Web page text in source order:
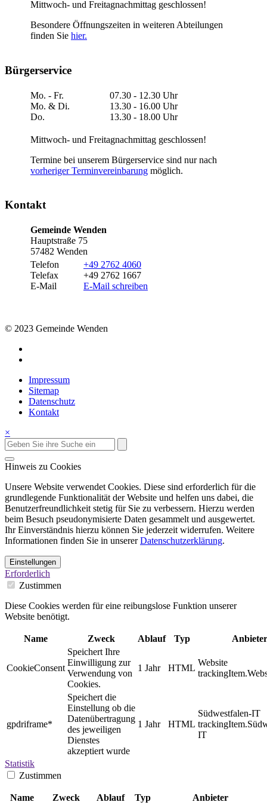
Mittwoch- und Freitagnachmittag geschlossen!
Besondere Öffnungszeiten in weiteren Abteilungen
finden Sie hier.
Bürgerservice
Mo. - Fr.
Mo. & Di.
Do.
07.30 - 12.30 Uhr
13.30 - 16.00 Uhr
13.30 - 18.00 Uhr
Mittwoch- und Freitagnachmittag geschlossen!
Termine bei unserem Bürgerservice sind nur nach
vorheriger Terminvereinbarung möglich.
Kontakt
Gemeinde Wenden
Hauptstraße 75
57482 Wenden
Telefon
Telefax
E-Mail
+49 2762 4060
+49 2762 1667
E-Mail schreiben
© 2023 Gemeinde Wenden
Impressum
Sitemap
Datenschutz
Kontakt
×
Hinweis zu Cookies
Unsere Website verwendet Cookies. Diese sind erforderlich für die
grundlegende Funktionalität der Website und helfen uns dabei, die
Benutzerfreundlichkeit stetig für Sie zu verbessern. Hierzu werden
beim Besuch pseudonymisierte Daten gesammelt und ausgewertet.
Ihr Einverständnis hierzu können Sie jederzeit widerrufen. Weitere
Informationen finden Sie in unsererDatenschutzerklärung.
Einstellungen
Erforderlich
Zustimmen
Diese Cookies werden für eine reibungslose Funktion unserer
Website benötigt.
Name Zweck Ablauf Typ Anbieter
CookieConsent
Speichert Ihre
Einwilligung zur
Verwendung von
Cookies.
1 Jahr HTML
Website
gpdriframe*
Speichert die
Einstellung ob die
Datenübertragung
des jeweiligen
Dienstes
akzeptiert wurde
1 Jahr HTML
Südwestfalen-IT
IT
Statistik
Zustimmen
Name Zweck Ablauf Typ Anbieter